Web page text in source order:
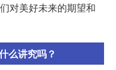
对美好未来的期望和
么讲究吗？